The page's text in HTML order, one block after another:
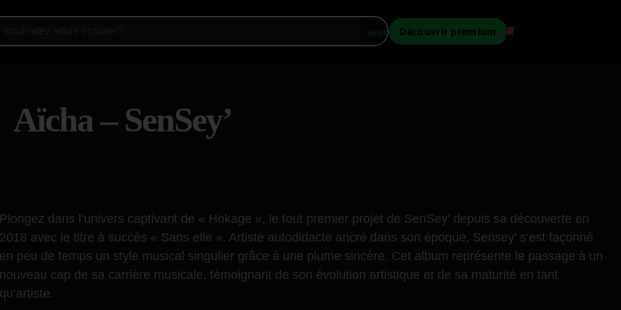
search Découvrir premium
Aïcha – SenSey’
Plongez dans l’univers captivant de « Hokage », le tout premier projet de SenSey’ depuis sa découverte en
2018 avec le titre à succès « Sans elle ». Artiste autodidacte ancré dans son époque, Sensey’ s’est façonné
en peu de temps un style musical singulier grâce à une plume sincère. Cet album représente le passage à un
nouveau cap de sa carrière musicale, témoignant de son évolution artistique et de sa maturité en tant
qu’artiste.